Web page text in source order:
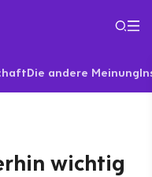
Die andere Meinung
wichtig